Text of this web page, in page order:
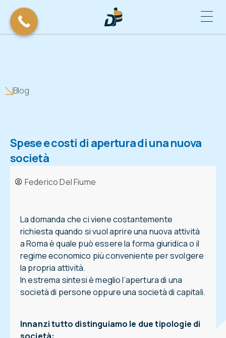
Blog
Spese e costi di apertura di una nuova
società
Federico Del Fiume
La domanda che ci viene costantemente
richiesta quando si vuol aprire una nuova attività
a Roma è quale può essere la forma giuridica o il
regime economico più conveniente per svolgere
la propria attività.
In estrema sintesi è meglio l’apertura di una
società di persone oppure una società di capitali.
Innanzi tutto distinguiamo le due tipologie di
società: